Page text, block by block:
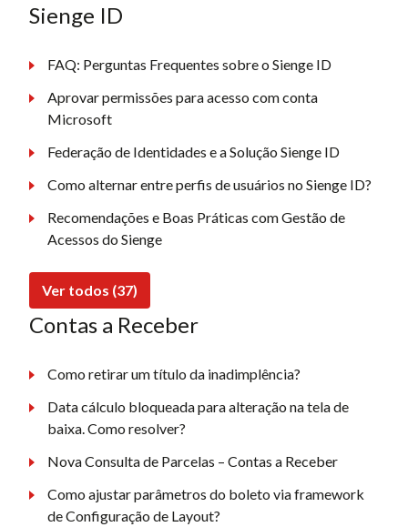
Sienge ID
FAQ: Perguntas Frequentes sobre o Sienge ID
Aprovar permissões para acesso com conta
Microsoft
Federação de Identidades e a Solução Sienge ID
Como alternar entre perfis de usuários no Sienge ID?
Recomendações e Boas Práticas com Gestão de
Acessos do Sienge
Ver todos (37)
Contas a Receber
Como retirar um título da inadimplência?
Data cálculo bloqueada para alteração na tela de
baixa. Como resolver?
Nova Consulta de Parcelas – Contas a Receber
Como ajustar parâmetros do boleto via framework
de Configuração de Layout?